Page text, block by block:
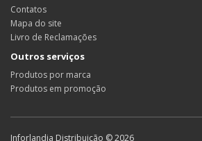
Contatos
Mapa do site
Livro de Reclamações
Outros serviços
Produtos por marca
Produtos em promoção
Inforlandia Distribuição © 2026